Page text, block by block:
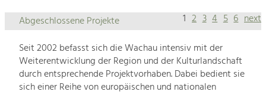
1 2 3 4 5 6 next
Abgeschlossene Projekte
Seit 2002 befasst sich die Wachau intensiv mit der
Weiterentwicklung der Region und der Kulturlandschaft
durch entsprechende Projektvorhaben. Dabei bedient sie
sich einer Reihe von europäischen und nationalen